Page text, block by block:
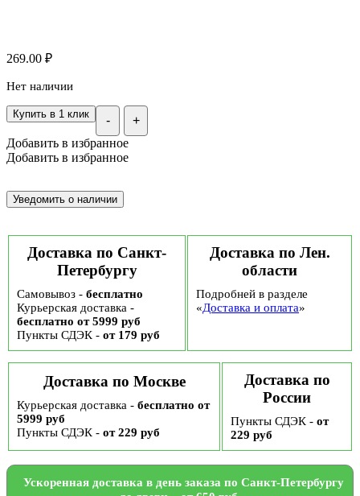
269.00 ₽
Нет наличии
- +
Купить в 1 клик
Добавить в избранное
Добавить в избранное
Доставка по Санкт-
Петербургу
Самовывоз - бесплатно
Курьерская доставка -
бесплатно от 5999 руб
Пункты СДЭК - от 179 руб
Доставка по Лен.
области
Подробней в разделе
«Доставка и оплата»
Доставка по Москве
Курьерская доставка - бесплатно от
5999 руб
Пункты СДЭК - от 229 руб
Доставка по
России
Пункты СДЭК - от
229 руб
Ускоренная доставка в день заказа по Санкт-Петербургу